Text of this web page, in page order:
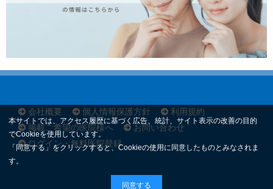
会社概要 個人情報保護方針
利用規約
掲載ご希望の医院様へ
お問い合わせ
ログイン・無料医院登録
本サイトでは、アクセス履歴に基づく広告、統計、サイト表示の改善の目的
でCookieを使用しています。
「同意する」をクリックすると、Cookieの使用に同意したものとみなされま
す。
同意する